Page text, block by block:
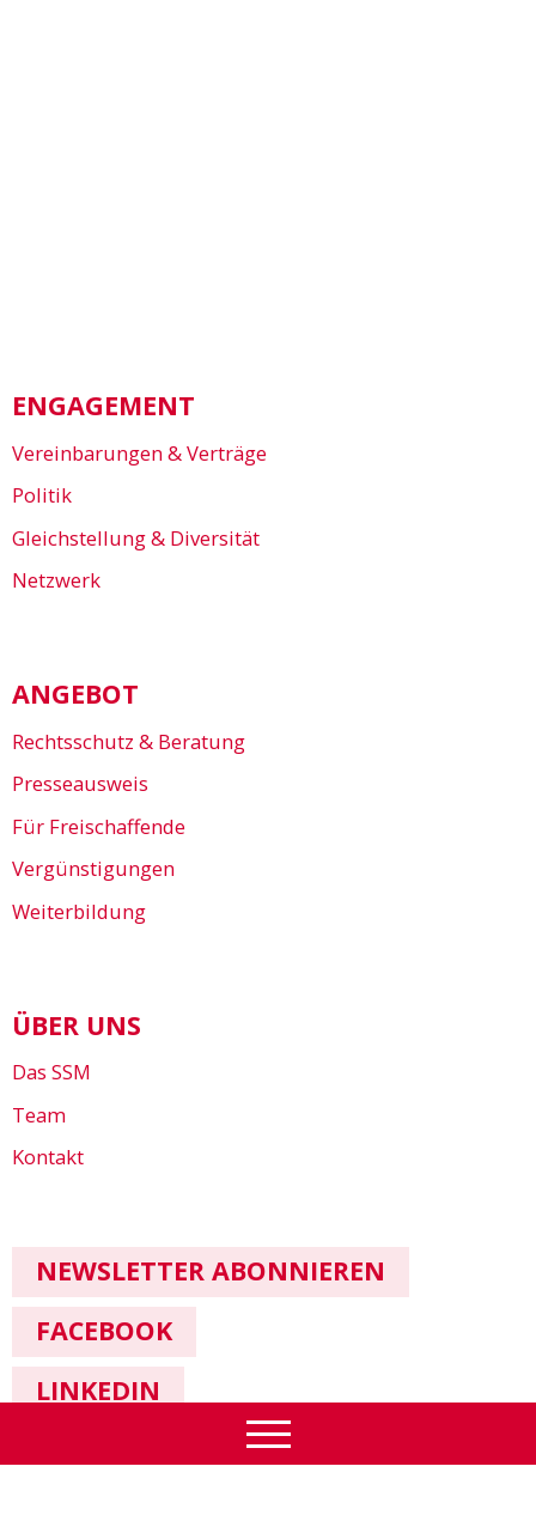
ENGAGEMENT
Vereinbarungen & Verträge
Politik
Gleichstellung & Diversität
Netzwerk
ANGEBOT
Rechtsschutz & Beratung
Presseausweis
Für Freischaffende
Vergünstigungen
Weiterbildung
ÜBER UNS
Das SSM
Team
Kontakt
NEWSLETTER ABONNIEREN
FACEBOOK
LINKEDIN